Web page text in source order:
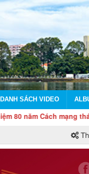
DANH SÁCH VIDEO
mạng tháng Tám và